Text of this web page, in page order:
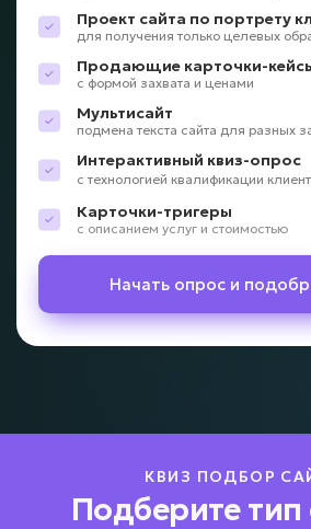
Проект сайта по портрету
для получения только целевых
Продающие карточки-
с формой захвата и ценами
Мультисайт
подмена текста сайта для разных
Интерактивный квиз-опрос
с технологией квалификации
Карточки-тригеры
с описанием услуг и стоимостью
Начать опрос и
КВИЗ ПОДБОР
Подберите тип